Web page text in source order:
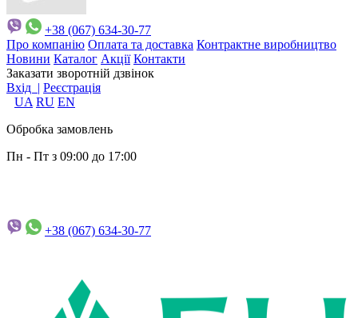
+38 (067) 634-30-77
Про компанію Оплата та доставка Контрактне виробництво
Новини Каталог Акції Контакти
Заказати зворотній дзвінок
Вхід | Реєстрація
UA RU EN
Обробка замовлень
Пн - Пт з 09:00 до 17:00
+38 (067) 634-30-77